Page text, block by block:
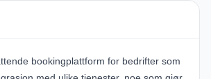
bookingplattform for bedrifter som